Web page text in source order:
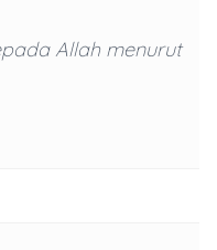
Allah menurut